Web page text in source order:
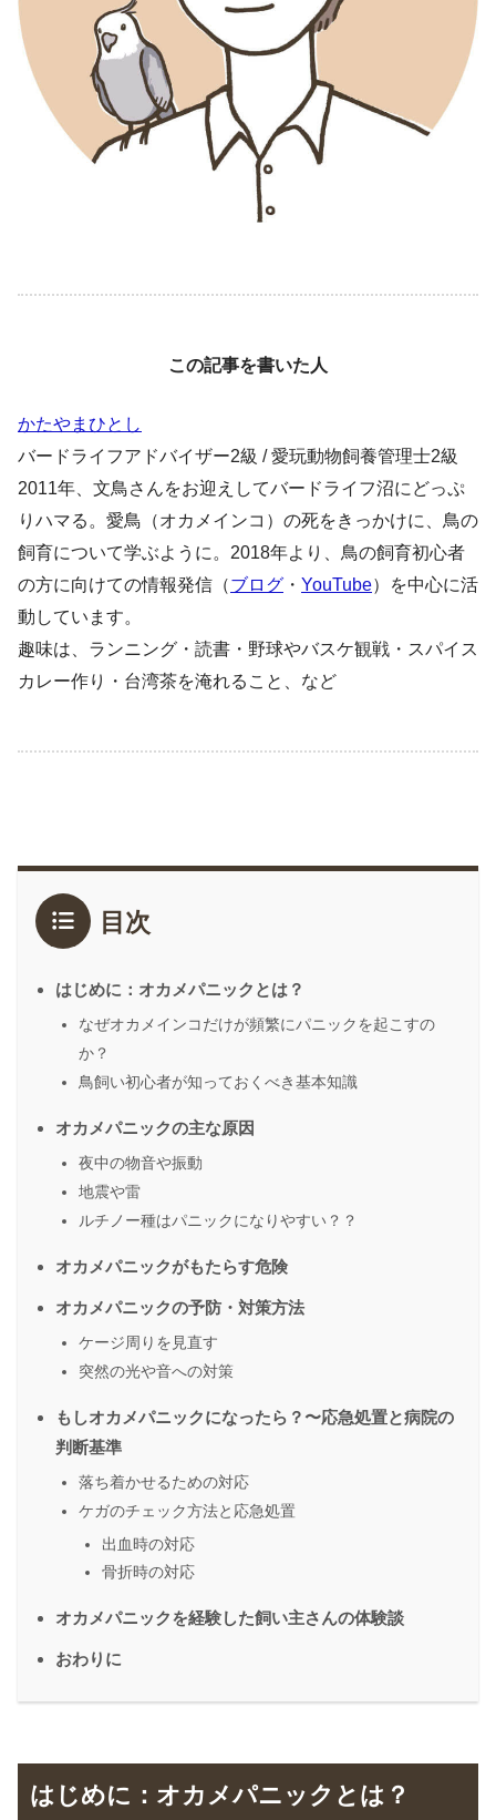
この記事を書いた人
かたやまひとし
バードライフアドバイザー2級 / 愛玩動物飼養管理士2級
2011年、文鳥さんをお迎えしてバードライフ沼にどっぷ
りハマる。愛鳥（オカメインコ）の死をきっかけに、鳥の
飼育について学ぶように。2018年より、鳥の飼育初心者
の方に向けての情報発信（ブログ ・ YouTube）を中心に活
動しています。
趣味は、ランニング・読書・野球やバスケ観戦・スパイス
カレー作り・台湾茶を淹れること、など
目次
はじめに：オカメパニックとは？
なぜオカメインコだけが頻繁にパニックを起こすの
か？
鳥飼い初心者が知っておくべき基本知識
オカメパニックの主な原因
夜中の物音や振動
地震や雷
ルチノー種はパニックになりやすい？？
オカメパニックがもたらす危険
オカメパニックの予防・対策方法
ケージ周りを見直す
突然の光や音への対策
もしオカメパニックになったら？〜応急処置と病院の
判断基準
落ち着かせるための対応
ケガのチェック方法と応急処置
出血時の対応
骨折時の対応
オカメパニックを経験した飼い主さんの体験談
おわりに
はじめに：オカメパニックとは？